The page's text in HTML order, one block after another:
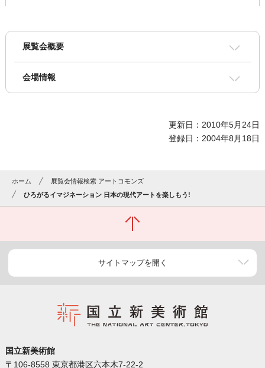
展覧会概要
会場情報
更新日：2010年5月24日
登録日：2004年8月18日
ホーム
展覧会情報検索 アートコモンズ
ひろがるイマジネーション 日本の現代アートを楽しもう!
サイトマップを開く
国立新美術館
〒106-8558 東京都港区六本木7-22-2